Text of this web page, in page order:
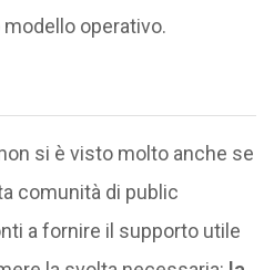
operativo.
si è visto molto anche se
comunità di public
a fornire il supporto utile